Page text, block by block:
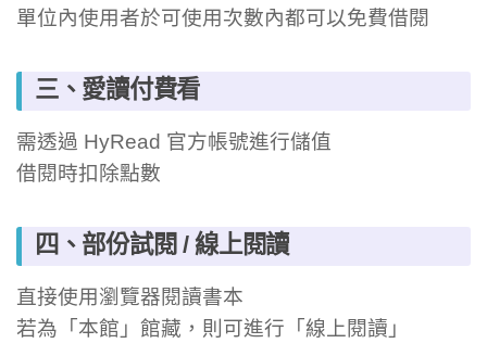
單位內使用者於可使用次數內都可以免費借閱
三、愛讀付費看
需透過 HyRead 官方帳號進行儲值
借閱時扣除點數
四、部份試閱 / 線上閱讀
直接使用瀏覽器閱讀書本
若為「本館」館藏，則可進行「線上閱讀」